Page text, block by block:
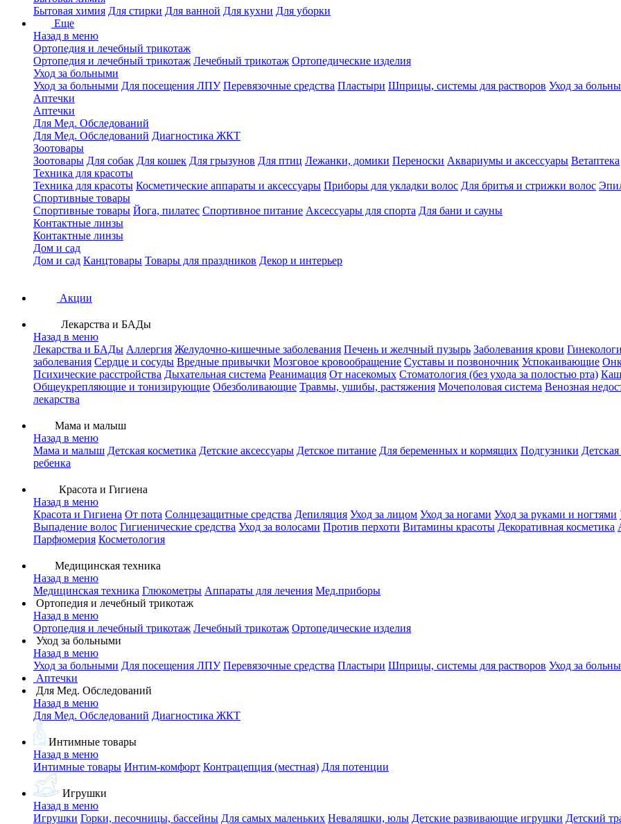
Бытовая химия Для стирки Для ванной Для кухни Для уборки
Еще
Назад в меню
Ортопедия и лечебный трикотаж
Ортопедия и лечебный трикотаж Лечебный трикотаж Ортопедические изделия
Уход за больными
Уход за больными Для посещения ЛПУ Перевязочные средства Пластыри Шприцы, системы для растворов Уход за
Аптечки
Аптечки
Для Мед. Обследований
Для Мед. Обследований Диагностика ЖКТ
Зоотовары
Зоотовары Для собак Для кошек Для грызунов Для птиц Лежанки, домики Переноски Аквариумы и аксессуары Ветаптека
Техника для красоты
Техника для красоты Косметические аппараты и аксессуары Приборы для укладки волос Для бритья и стрижки волос
Спортивные товары
Спортивные товары Йога, пилатес Спортивное питание Аксессуары для спорта Для бани и сауны
Контактные линзы
Контактные линзы
Дом и сад
Дом и сад Канцтовары Товары для праздников Декор и интерьер
Акции
Лекарства и БАДы
Назад в меню
Лекарства и БАДы Аллергия Желудочно-кишечные заболевания Печень и желчный пузырь Заболевания крови
заболевания Сердце и сосуды Вредные привычки Мозговое кровообращение Суставы и позвоночник Успокаивающие
Психические расстройства Дыхательная система Реанимация От насекомых Стоматология (без ухода за полостью рта)
Общеукрепляющие и тонизирующие Обезболивающие Травмы, ушибы, растяжения Мочеполовая система Венозная
лекарства
Мама и малыш
Назад в меню
Мама и малыш Детская косметика Детские аксессуары Детское питание Для беременных и кормящих Подгузники
ребенка
Красота и Гигиена
Назад в меню
Красота и Гигиена От пота Солнцезащитные средства Депиляция Уход за лицом Уход за ногами Уход за руками и ногтями
Выпадение волос Гигиенические средства Уход за волосами Против перхоти Витамины красоты Декоративная косметика
Парфюмерия Косметология
Медицинская техника
Назад в меню
Медицинская техника Глюкометры Аппараты для лечения Мед.приборы
Ортопедия и лечебный трикотаж
Назад в меню
Ортопедия и лечебный трикотаж Лечебный трикотаж Ортопедические изделия
Уход за больными
Назад в меню
Уход за больными Для посещения ЛПУ Перевязочные средства Пластыри Шприцы, системы для растворов Уход за
Аптечки
Для Мед. Обследований
Назад в меню
Для Мед. Обследований Диагностика ЖКТ
Интимные товары
Назад в меню
Интимные товары Интим-комфорт Контрацепция (местная) Для потенции
Игрушки
Назад в меню
Игрушки Горки, песочницы, бассейны Для самых маленьких Неваляшки, юлы Детские развивающие игрушки Детский